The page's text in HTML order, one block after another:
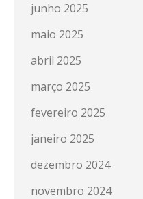
junho 2025
maio 2025
abril 2025
março 2025
fevereiro 2025
janeiro 2025
dezembro 2024
novembro 2024